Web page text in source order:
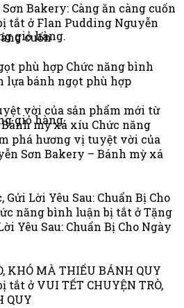
giỏ hàng.
giỏ hàng.
Bakery: Càng ăn càng cuốn
tắtở Flan Pudding Nguyễn
cuốn
phù hợp Chức năng bình
lựa bánh ngọt phù hợp
vời của sản phẩm mới từ
mỳ xá xíu Chức năng
phá hương vị tuyệt vời của
Sơn Bakery – Bánh mỳ xá
Lời Yêu Sau: Chuẩn Bị Cho
năng bình luận bị tắtở Tặng
Yêu Sau: Chuẩn Bị Cho Ngày
KHÓ MÀ THIẾU BÁNH QUY
tắtở VUI TẾT CHUYỆN TRÒ,
QUY